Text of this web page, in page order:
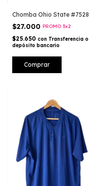
Chomba Ohio State #7528
$27.000 PROMO 3x2
$25.650 con Transferencia o
depósito bancario
Comprar